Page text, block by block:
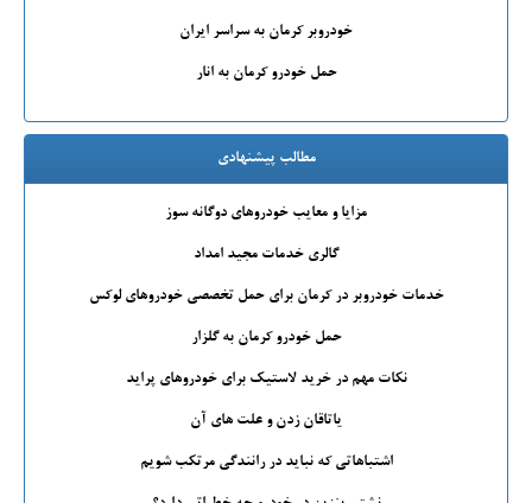
خودروبر کرمان به سراسر ایران
حمل خودرو کرمان به انار
مطالب پیشنهادی
مزایا و معایب خودروهای دوگانه سوز
گالری خدمات مجید امداد
خدمات خودروبر در کرمان برای حمل تخصصی خودروهای لوکس
حمل خودرو کرمان به گلزار
نکات مهم در خرید لاستیک برای خودروهای پراید
یاتاقان زدن و علت های آن
اشتباهاتی که نباید در رانندگی مرتکب شویم